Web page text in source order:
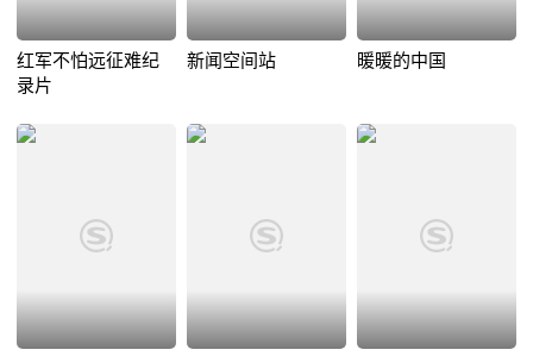
红军不怕远征难纪
录片
新闻空间站 暖暖的中国